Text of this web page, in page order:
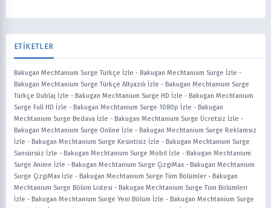
ETİKETLER
Bakugan Mechtanium Surge Türkçe İzle - Bakugan Mechtanium Surge İzle -
Bakugan Mechtanium Surge Türkçe Altyazılı İzle - Bakugan Mechtanium Surge
Türkçe Dublaj İzle - Bakugan Mechtanium Surge HD İzle - Bakugan Mechtanium
Surge Full HD İzle - Bakugan Mechtanium Surge 1080p İzle - Bakugan
Mechtanium Surge Bedava İzle - Bakugan Mechtanium Surge Ücretsiz İzle -
Bakugan Mechtanium Surge Online İzle - Bakugan Mechtanium Surge Reklamsız
İzle - Bakugan Mechtanium Surge Kesintisiz İzle - Bakugan Mechtanium Surge
Sansürsüz İzle - Bakugan Mechtanium Surge Mobil İzle - Bakugan Mechtanium
Surge Anime İzle - Bakugan Mechtanium Surge ÇizgiMax - Bakugan Mechtanium
Surge ÇizgiMax İzle - Bakugan Mechtanium Surge Tüm Bölümler - Bakugan
Mechtanium Surge Bölüm Listesi - Bakugan Mechtanium Surge Tüm Bölümleri
İzle - Bakugan Mechtanium Surge Yeni Bölüm İzle - Bakugan Mechtanium Surge